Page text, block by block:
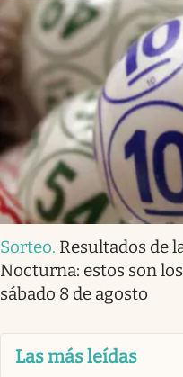
Sorteo. Resultados de
Nocturna: estos son
sábado 8 de agosto
Las más leídas